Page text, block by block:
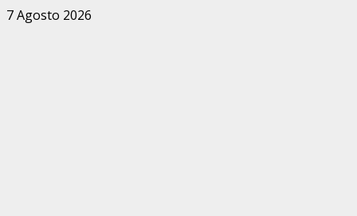
Zum
7 Agosto 2026